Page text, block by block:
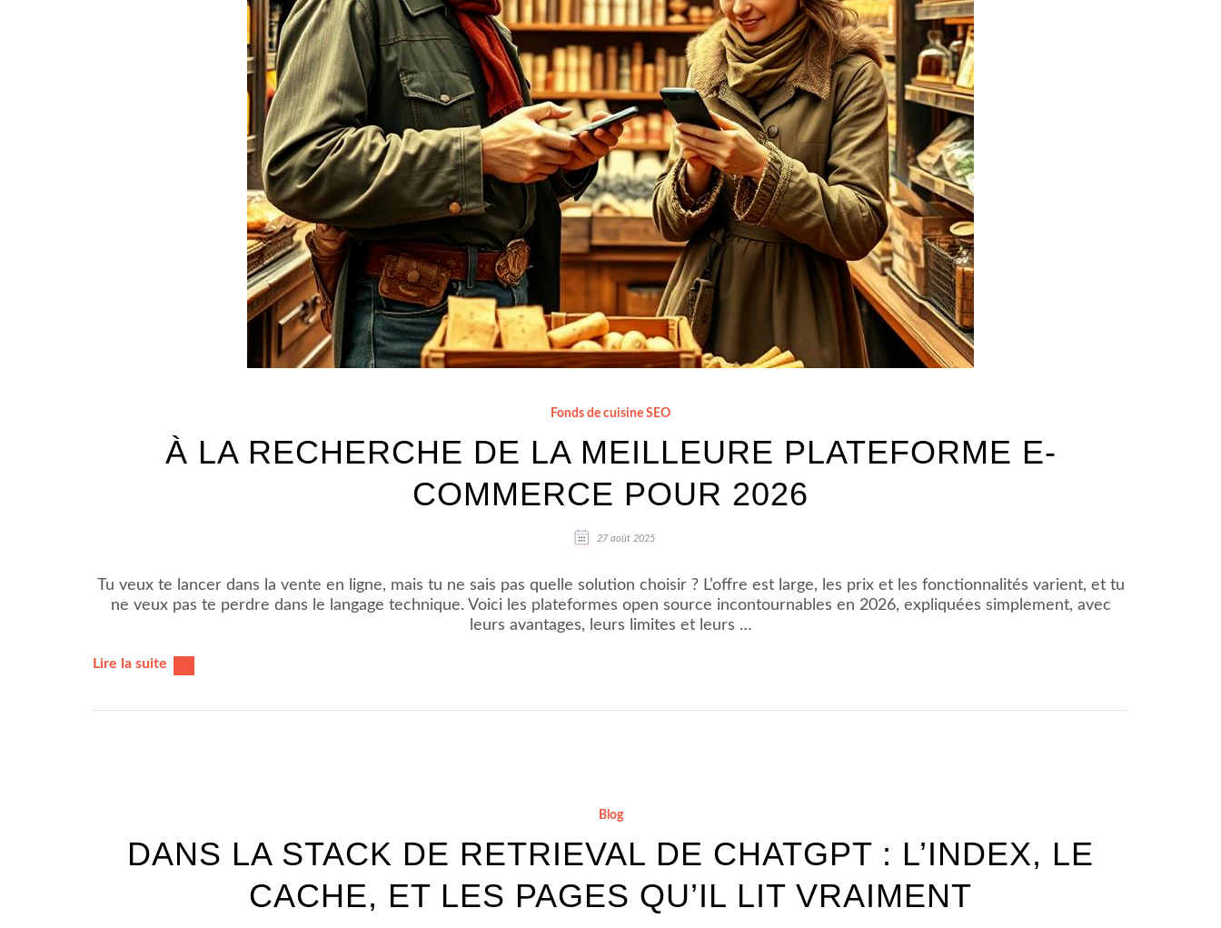
Fonds de cuisine SEO
À LA RECHERCHE DE LA MEILLEURE PLATEFORME E-
COMMERCE POUR 2026
27 août 2025
Tu veux te lancer dans la vente en ligne, mais tu ne sais pas quelle solution choisir ? L’offre est large, les prix et les fonctionnalités varient, et tu
ne veux pas te perdre dans le langage technique. Voici les plateformes open source incontournables en 2026, expliquées simplement, avec
leurs avantages, leurs limites et leurs …
Lire la suite
Blog
DANS LA STACK DE RETRIEVAL DE CHATGPT : L’INDEX, LE
CACHE, ET LES PAGES QU’IL LIT VRAIMENT